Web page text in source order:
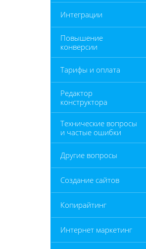
Интеграции
Повышение
конверсии
Тарифы и оплата
Редактор
конструктора
Технические вопросы
и частые ошибки
Другие вопросы
Создание сайтов
Копирайтинг
Интернет маркетинг